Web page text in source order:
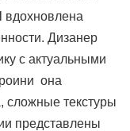
вдохновлена
Дизанер
с актуальными
она
сложные текстуры
представлены